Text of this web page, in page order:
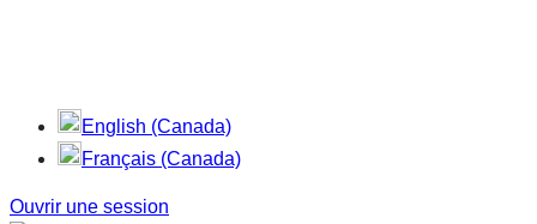
English (Canada)
Français (Canada)
Ouvrir une session